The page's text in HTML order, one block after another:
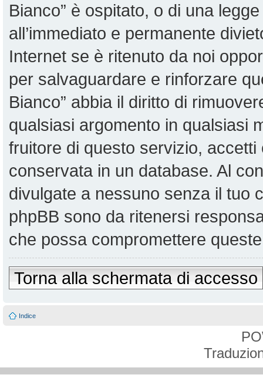
Bianco” è ospitato, o di una
all’immediato e permanente
Internet se è ritenuto da noi
per salvaguardare e rinforzare
Bianco” abbia il diritto di
qualsiasi argomento in qualsiasi
fruitore di questo servizio,
conservata in un database. Al
divulgate a nessuno senza il tuo
phpBB sono da ritenersi
che possa compromettere
Torna alla schermata di accesso
Indice